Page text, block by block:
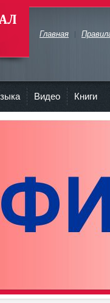
Главная
Видео Книги